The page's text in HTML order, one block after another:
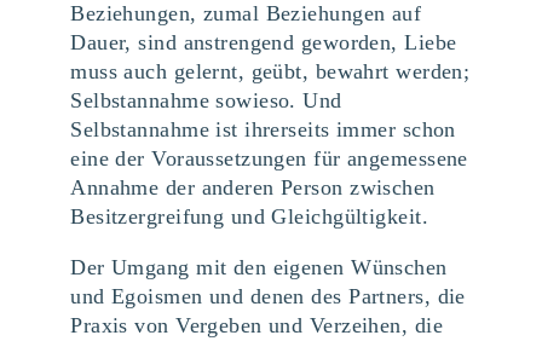
Beziehungen, zumal Beziehungen auf
Dauer, sind anstrengend geworden, Liebe
muss auch gelernt, geübt, bewahrt werden;
Selbstannahme sowieso. Und
Selbstannahme ist ihrerseits immer schon
eine der Voraussetzungen für angemessene
Annahme der anderen Person zwischen
Besitzergreifung und Gleichgültigkeit.
Der Umgang mit den eigenen Wünschen
und Egoismen und denen des Partners, die
Praxis von Vergeben und Verzeihen, die